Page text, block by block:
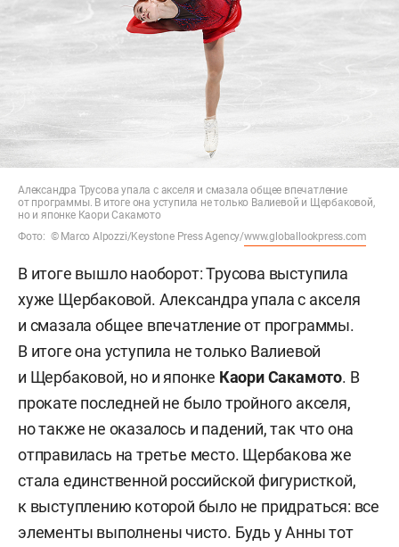
Александра Трусова упала с акселя и смазала общее впечатление
от программы. В итоге она уступила не только Валиевой и Щербаковой,
но и японке Каори Сакамото
Фото: © Marco Alpozzi/Keystone Press Agency/www.globallookpress.com
В итоге вышло наоборот: Трусова выступила
хуже Щербаковой. Александра упала с акселя
и смазала общее впечатление от программы.
В итоге она уступила не только Валиевой
и Щербаковой, но и японке Каори Сакамото. В
прокате последней не было тройного акселя,
но также не оказалось и падений, так что она
отправилась на третье место. Щербакова же
стала единственной российской фигуристкой,
к выступлению которой было не придраться: все
элементы выполнены чисто. Будь у Анны тот